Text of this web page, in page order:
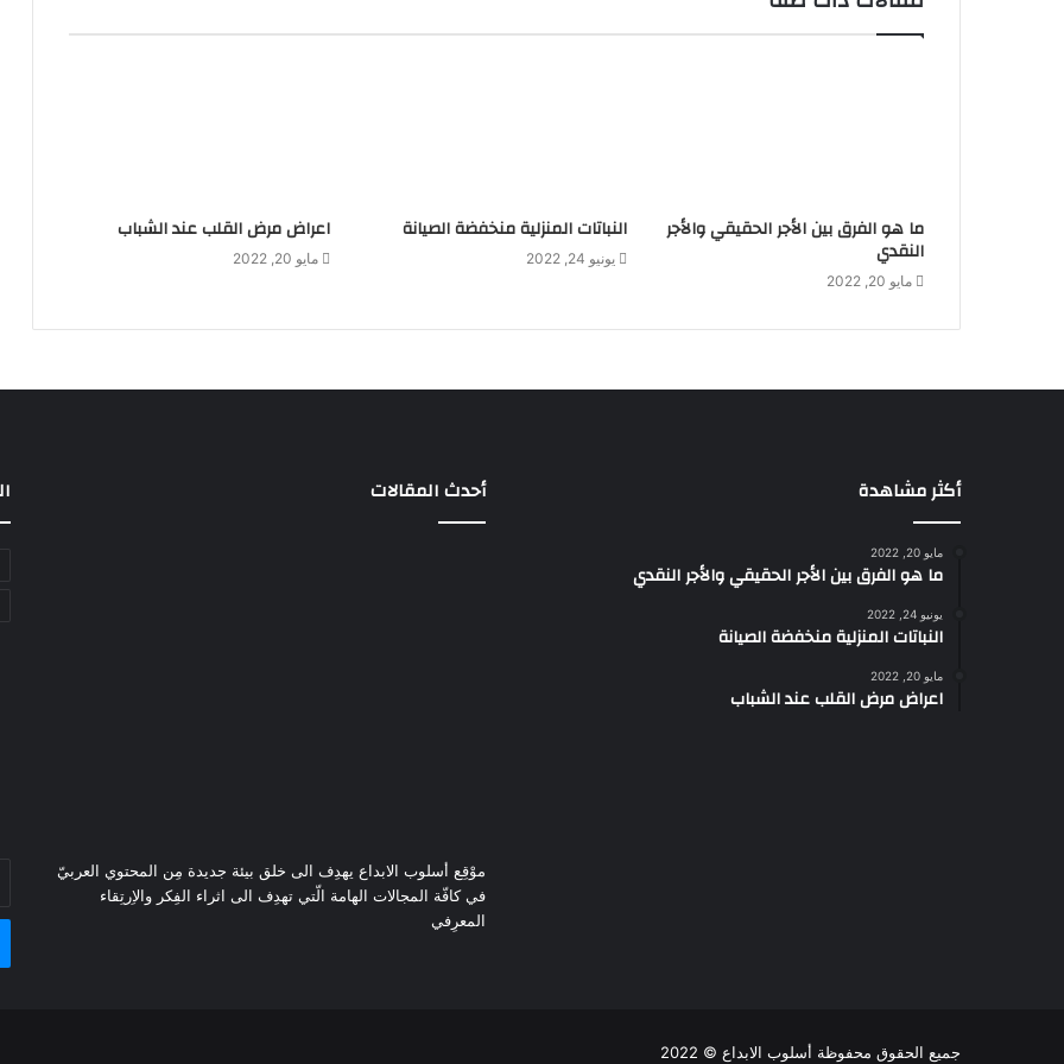
ما هو الفرق بين الأجر الحقيقي والأجر
النقدي
مايو 20, 2022
النباتات المنزلية منخفضة الصيانة
يونيو 24, 2022
اعراض مرض القلب عند الشباب
مايو 20, 2022
أكثر مشاهدة
مايو 20, 2022
ما هو الفرق بين الأجر الحقيقي والأجر النقدي
يونيو 24, 2022
النباتات المنزلية منخفضة الصيانة
مايو 20, 2022
اعراض مرض القلب عند الشباب
أحدث المقالات
موْقِع أسلوب الابداع يهدِف الى خلق بيئة جديدة مِن المحتوي العربيّ
في كافّة المجالات الهامة الّتي تهدِف الى اثراء الفِكر والاِرتِقاء
المعرِفي
جميع الحقوق محفوظة أسلوب الابداع © 2022